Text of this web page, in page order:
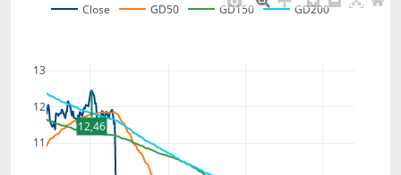
11
12
13
Close GD50 GD150 GD200
12,46